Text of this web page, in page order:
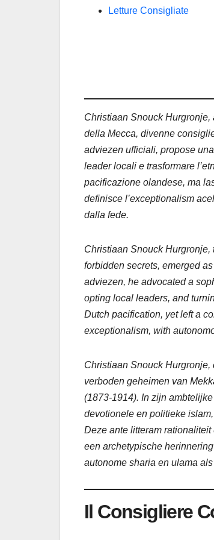
Letture Consigliate
Christiaan Snouck Hurgronje,
della Mecca, divenne
adviezen ufficiali, propose
leader locali e trasformare
pacificazione olandese, ma
definisce l’exceptionalism
dalla fede.
Christiaan Snouck Hurgronje,
forbidden secrets, emerged
adviezen, he advocated a
opting local leaders, and
Dutch pacification, yet left a
exceptionalism, with
Christiaan Snouck
verboden geheimen van
(1873-1914). In zijn
devotionele en politieke
Deze ante litteram
een archetypische
autonome sharia en ulama
Il Consigliere